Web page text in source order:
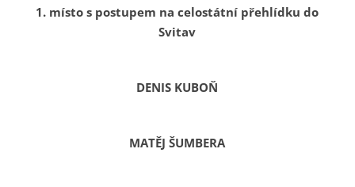
1. místo s postupem na celostátní přehlídku do
Svitav
DENIS KUBOŇ
MATĚJ ŠUMBERA